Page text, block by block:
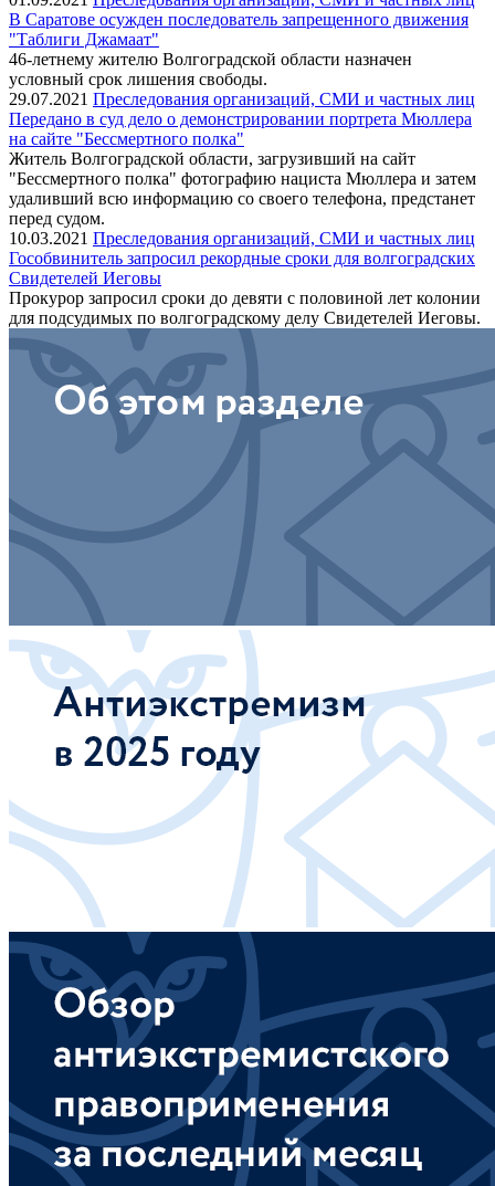
В Саратове осужден последователь запрещенного движения
"Таблиги Джамаат"
46-летнему жителю Волгоградской области назначен
условный срок лишения свободы.
29.07.2021 Преследования организаций, СМИ и частных лиц
Передано в суд дело о демонстрировании портрета Мюллера
на сайте "Бессмертного полка"
Житель Волгоградской области, загрузивший на сайт
"Бессмертного полка" фотографию нациста Мюллера и затем
удаливший всю информацию со своего телефона, предстанет
перед судом.
10.03.2021 Преследования организаций, СМИ и частных лиц
Гособвинитель запросил рекордные сроки для волгоградских
Свидетелей Иеговы
Прокурор запросил сроки до девяти с половиной лет колонии
для подсудимых по волгоградскому делу Свидетелей Иеговы.